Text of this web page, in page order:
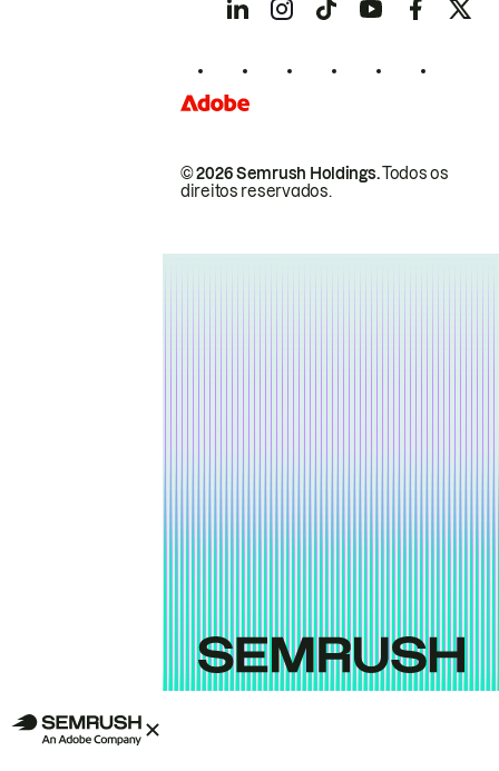
© 2026 Semrush Holdings.Todos os
direitos reservados.